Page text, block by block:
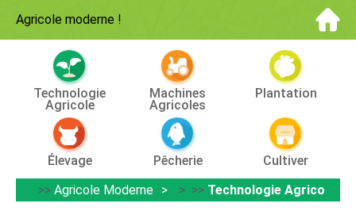
Agricole moderne !
Technologie
Agricole
Machines
Agricoles
Plantation
Élevage Pêcherie
Cultiver
>> Agricole Moderne > >> Technologie Agricole